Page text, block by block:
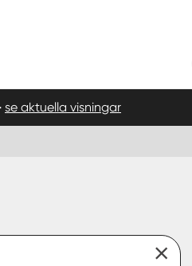
se aktuella visningar